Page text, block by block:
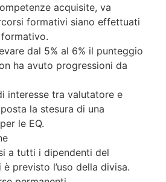
acquisite, va
formativi siano effettuati
dal 5% al 6% il punteggio
ha avuto progressioni da
interesse tra valutatore e
la stesura di una
le EQ.
a tutti i dipendenti del
previsto l’uso della divisa.